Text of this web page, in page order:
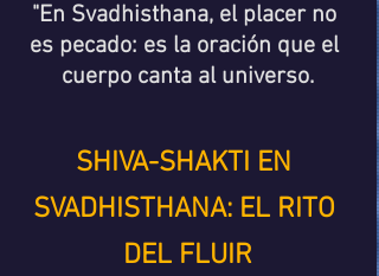
"En Svadhisthana, el placer no
es pecado: es la oración que el
cuerpo canta al universo.
SHIVA-SHAKTI EN
SVADHISTHANA: EL RITO
DEL FLUIR